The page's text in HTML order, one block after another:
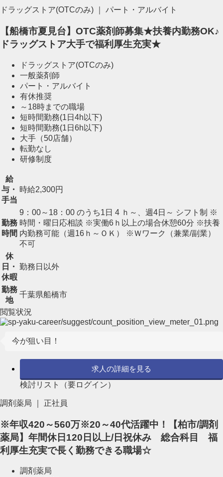
ドラッグストア(OTCのみ) ｜ パート・アルバイト
【船橋市夏見台】OTC薬剤師募集★扶養内勤務OK♪
ドラッグストア大手で福利厚生充実★
ドラッグストア(OTCのみ)
一般薬剤師
パート・アルバイト
有休推奨
～18時までの職場
短時間勤務(1日4h以下)
短時間勤務(1日6h以下)
大手（50店舗）
転勤なし
研修制度
給
与・
手当
時給2,300円
勤務
時間
9：00～18：00 のうち1日 4 ｈ～、週4日～ シフト制 ※
時間・曜日応相談 ※実働6ｈ以上の場合休憩60分 ※扶養
内勤務可能（週16ｈ～ＯＫ） ※Ｗワーク（兼業/副業）
不可
休
日・
休暇
勤務日以外
勤務
地
千葉県船橋市
閲覧状況
今が狙い目！
求人の詳細を見る
検討リスト（要ログイン）
調剤薬局 ｜ 正社員
※年収420～560万※20～40代活躍中！【柏市/調剤
薬局】年間休日120日以上/日祝休み 総合科目 福
利厚生充実で長く勤務できる職場☆
調剤薬局